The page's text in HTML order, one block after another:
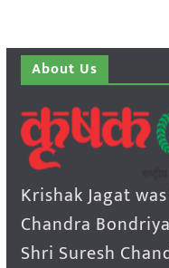
About Us
Krishak Jagat
Chandra
Shri Suresh